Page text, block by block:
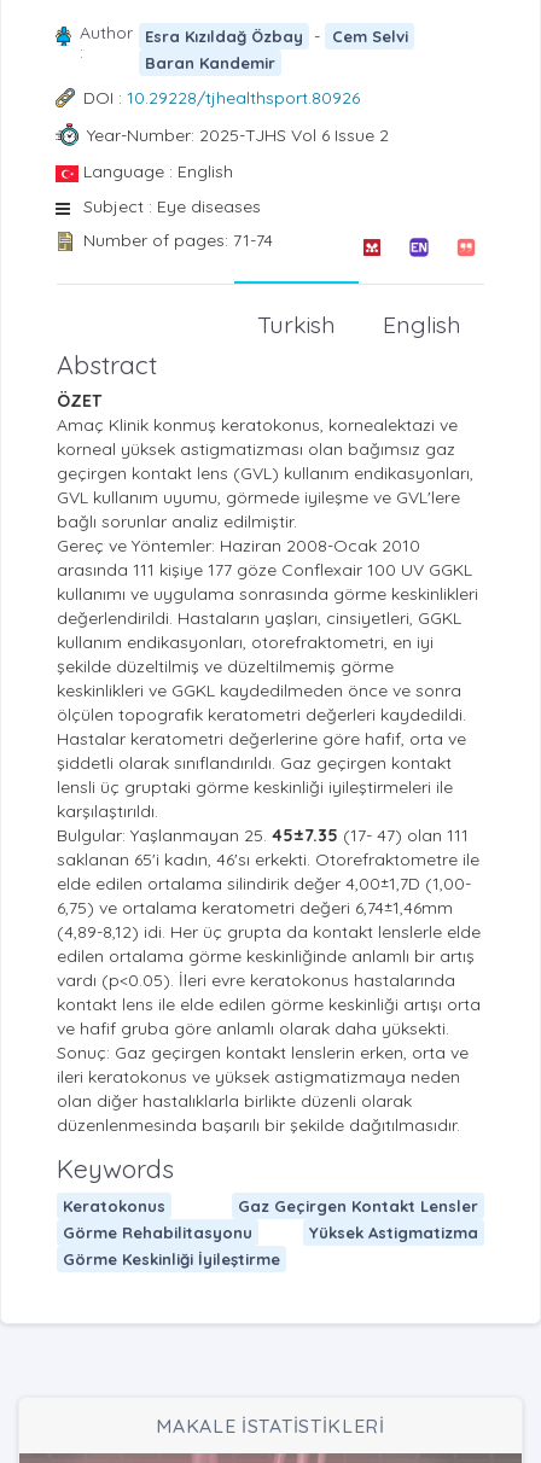
Author
:
Esra Kızıldağ Özbay -
Cem Selvi
Baran Kandemir
DOI : 10.29228/tjhealthsport.80926
Year-Number: 2025-TJHS Vol 6 Issue 2
Language : English
Subject : Eye diseases
Number of pages: 71-74
English
Turkish
Abstract
ÖZET
Amaç Klinik konmuş keratokonus, kornealektazi ve
korneal yüksek astigmatizması olan bağımsız gaz
geçirgen kontakt lens (GVL) kullanım endikasyonları,
GVL kullanım uyumu, görmede iyileşme ve GVL'lere
bağlı sorunlar analiz edilmiştir.
Gereç ve Yöntemler: Haziran 2008-Ocak 2010
arasında 111 kişiye 177 göze Conflexair 100 UV GGKL
kullanımı ve uygulama sonrasında görme keskinlikleri
değerlendirildi. Hastaların yaşları, cinsiyetleri, GGKL
kullanım endikasyonları, otorefraktometri, en iyi
şekilde düzeltilmiş ve düzeltilmemiş görme
keskinlikleri ve GGKL kaydedilmeden önce ve sonra
ölçülen topografik keratometri değerleri kaydedildi.
Hastalar keratometri değerlerine göre hafif, orta ve
şiddetli olarak sınıflandırıldı. Gaz geçirgen kontakt
lensli üç gruptaki görme keskinliği iyileştirmeleri ile
karşılaştırıldı.
Bulgular: Yaşlanmayan 25. 45±7.35 (17- 47) olan 111
saklanan 65'i kadın, 46'sı erkekti. Otorefraktometre ile
elde edilen ortalama silindirik değer 4,00±1,7D (1,00-
6,75) ve ortalama keratometri değeri 6,74±1,46mm
(4,89-8,12) idi. Her üç grupta da kontakt lenslerle elde
edilen ortalama görme keskinliğinde anlamlı bir artış
vardı (p<0.05). İleri evre keratokonus hastalarında
kontakt lens ile elde edilen görme keskinliği artışı orta
ve hafif gruba göre anlamlı olarak daha yüksekti.
Sonuç: Gaz geçirgen kontakt lenslerin erken, orta ve
ileri keratokonus ve yüksek astigmatizmaya neden
olan diğer hastalıklarla birlikte düzenli olarak
düzenlenmesinda başarılı bir şekilde dağıtılmasıdır.
Keywords
Keratokonus
Gaz Geçirgen Kontakt Lensler
Görme Rehabilitasyonu
Yüksek Astigmatizma
Görme Keskinliği İyileştirme
MAKALE İSTATİSTİKLERİ